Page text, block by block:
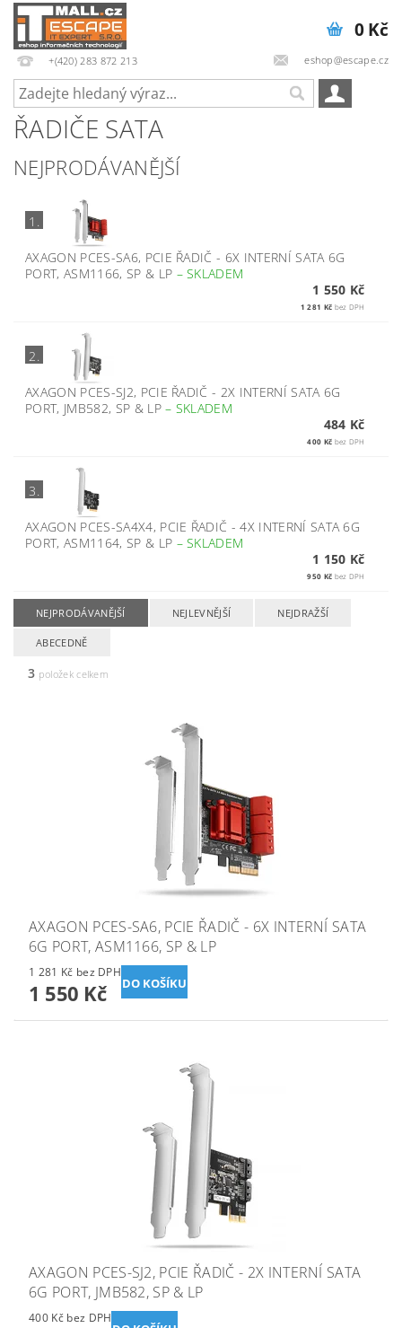
+(420) 283 872 213 eshop@escape.cz
0 Kč
ŘADIČE SATA
NEJPRODÁVANĚJŠÍ
1.
AXAGON PCES-SA6, PCIE ŘADIČ - 6X INTERNÍ SATA 6G
PORT, ASM1166, SP & LP –SKLADEM
1 550 Kč
1 281 Kč bez DPH
2.
AXAGON PCES-SJ2, PCIE ŘADIČ - 2X INTERNÍ SATA 6G
PORT, JMB582, SP & LP– SKLADEM
484 Kč
400 Kč bez DPH
3.
AXAGON PCES-SA4X4, PCIE ŘADIČ - 4X INTERNÍ SATA 6G
PORT, ASM1164, SP & LP –SKLADEM
1 150 Kč
950 Kč bez DPH
NEJPRODÁVANĚJŠÍ NEJLEVNĚJŠÍ NEJDRAŽŠÍ
ABECEDNĚ
3 položek celkem
AXAGON PCES-SA6, PCIE ŘADIČ - 6X INTERNÍ SATA
6G PORT, ASM1166, SP & LP
1 281 Kč bez DPH
1 550 Kč
AXAGON PCES-SJ2, PCIE ŘADIČ - 2X INTERNÍ SATA
6G PORT, JMB582, SP & LP
400 Kč bez DPH